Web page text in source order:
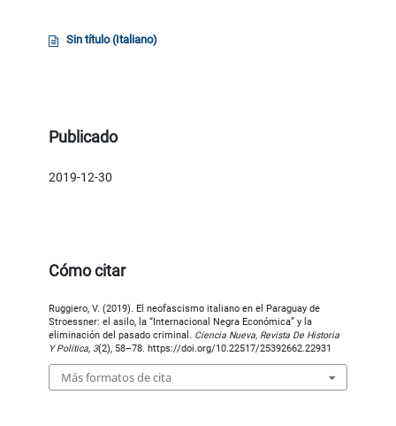
Sin título (Italiano)
Publicado
2019-12-30
Cómo citar
Ruggiero, V. (2019). El neofascismo italiano en el Paraguay de
Stroessner: el asilo, la “Internacional Negra Económica” y la
eliminación del pasado criminal. Ciencia Nueva, Revista De Historia
Y Política, 3(2), 58–78. https://doi.org/10.22517/25392662.22931
Más formatos de cita